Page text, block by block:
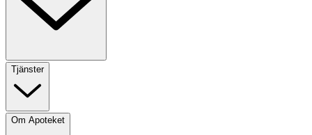
Tjänster
Om Apoteket